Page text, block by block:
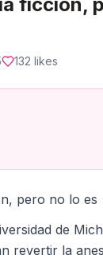
132 likes
pero no lo es
de
revertir la